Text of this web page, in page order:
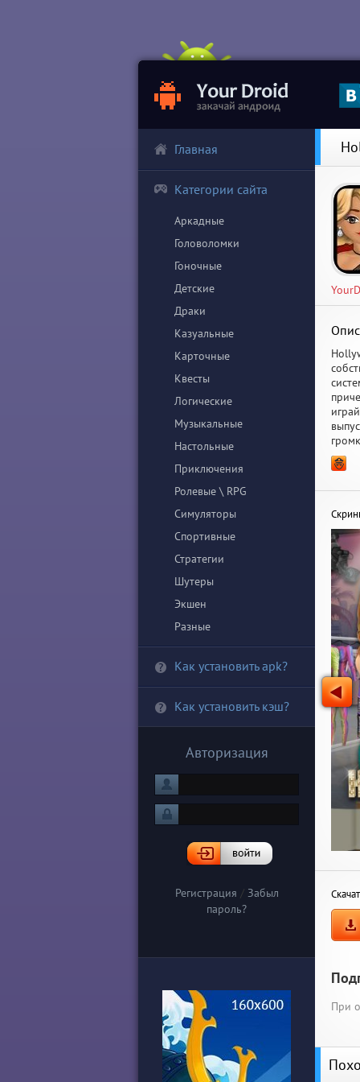
Главная
Категории сайта
Аркадные
Головоломки
Гоночные
Детские
Драки
Казуальные
Карточные
Квесты
Логические
Музыкальные
Настольные
Приключения
Ролевые \ RPG
Симуляторы
Спортивные
Стратегии
Шутеры
Экшен
Разные
Как установить apk?
Как установить кэш?
Авторизация
Регистрация / Забыл
пароль?
При